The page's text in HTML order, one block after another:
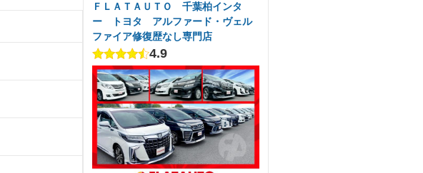
ＦＬＡＴＡＵＴＯ 千葉柏インタ
ー トヨタ アルファード・ヴェル
ファイア修復歴なし専門店
4.9